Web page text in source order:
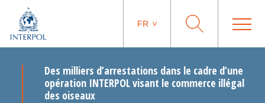
FR
Des milliers d’arrestations dans le cadre d’une
opération INTERPOL visant le commerce illégal
des oiseaux